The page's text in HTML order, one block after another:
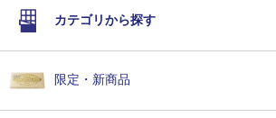
カテゴリから探す
限定・新商品